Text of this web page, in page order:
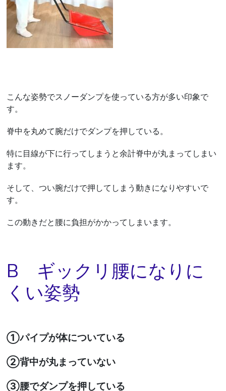
こんな姿勢でスノーダンプを使っている方が多い印象で
す。
脊中を丸めて腕だけでダンプを押している。
特に目線が下に行ってしまうと余計脊中が丸まってしまい
ます。
そして、つい腕だけで押してしまう動きになりやすいで
す。
この動きだと腰に負担がかかってしまいます。
B ギックリ腰になりに
くい姿勢
①パイプが体についている
②背中が丸まっていない
③腰でダンプを押している